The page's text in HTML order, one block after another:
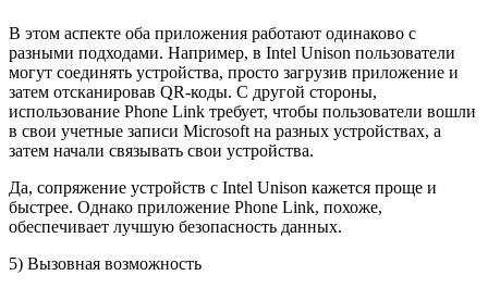
В этом аспекте оба приложения работают одинаково с
разными подходами. Например, в Intel Unison пользователи
могут соединять устройства, просто загрузив приложение и
затем отсканировав QR-коды. С другой стороны,
использование Phone Link требует, чтобы пользователи вошли
в свои учетные записи Microsoft на разных устройствах, а
затем начали связывать свои устройства.
Да, сопряжение устройств с Intel Unison кажется проще и
быстрее. Однако приложение Phone Link, похоже,
обеспечивает лучшую безопасность данных.
5) Вызовная возможность